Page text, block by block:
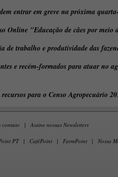
entrar em greve na próxima
Online "Educação de cães por meio
de trabalho e produtividade das
e recém-formados para atuar no
para o Censo Agropecuário
contato | Assine nossas Newsletters
PT | CaféPoint | FarmPoint | Nossa